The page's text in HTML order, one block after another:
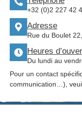
+32 (0)2 227 42
Adresse
Rue du Boulet
Heures
Du lundi au
Pour un contact
communication…),